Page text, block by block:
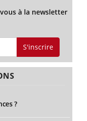
à la newsletter
S'inscrire
?